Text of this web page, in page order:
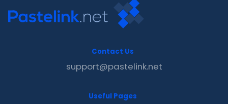
Contact Us
support@pastelink.net
Useful Pages